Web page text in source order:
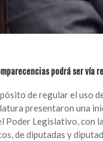
podrá ser vía
de regular el uso
presentaron una
Poder Legislativo, con
de diputadas y